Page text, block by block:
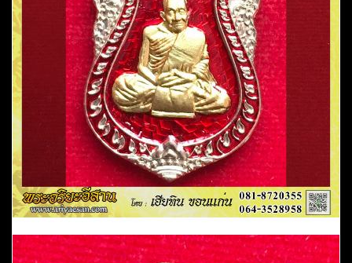
หมายเลข10ปี2560
วัด
ป่า
ทศพล
มังคลาราม
อ.เม
ยวดี
จ.ร้อยเอ็ด
ชิ้น